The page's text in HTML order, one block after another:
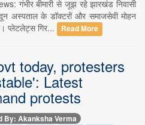
गंभीर बीमारी से जूझ रहे झारखंड निवासी
अस्पताल के डॉक्टरों और समाजसेवी मोहन
प्लेटलेट्स गिर...
Read More
today, protesters
Latest
protests
By: Akanksha Verma